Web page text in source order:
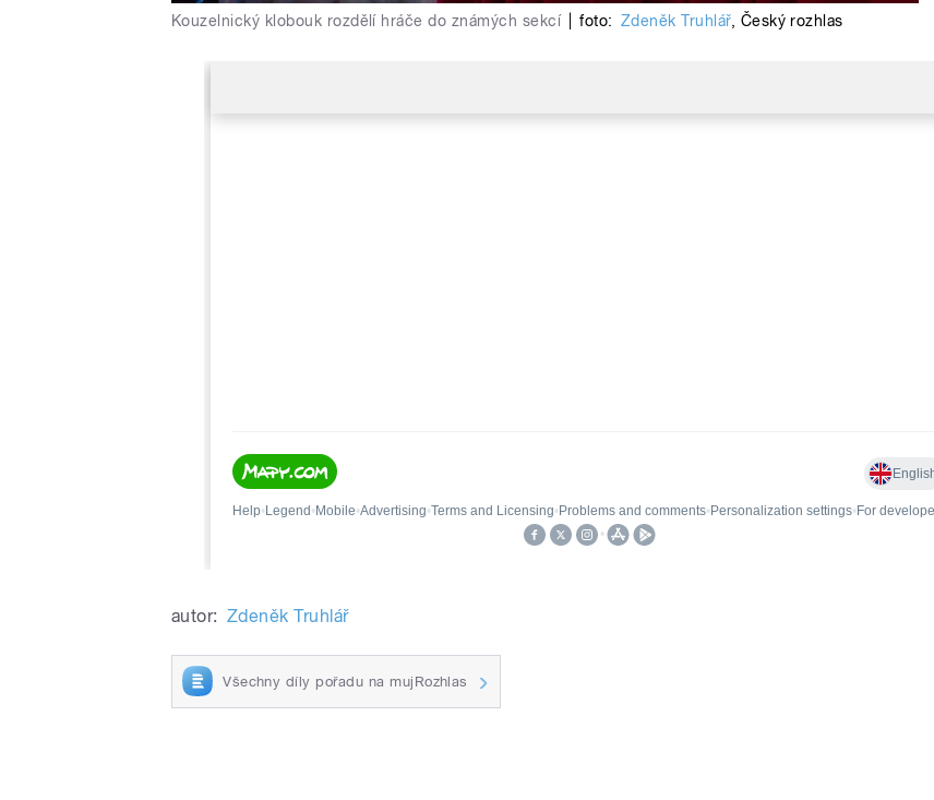
Kouzelnický klobouk rozdělí hráče do známých sekcí foto: Zdeněk Truhlář, Český rozhlas
autor: Zdeněk Truhlář
Všechny díly pořadu na mujRozhlas